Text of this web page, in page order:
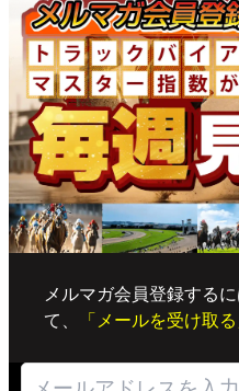
メルマガ会員登録する
て、
「メールを受け取る